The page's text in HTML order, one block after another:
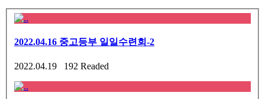
2022.04.16 중고등부 일일수련회-2
2022.04.19 192 Readed